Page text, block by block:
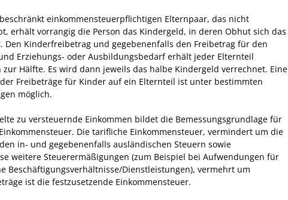
einkommensteuerpflichtigen Elternpaar, das nicht
erhält vorrangig die Person das Kindergeld, in deren Obhut sich das
Den Kinderfreibetrag und gegebenenfalls den Freibetrag für den
Erziehungs- oder Ausbildungsbedarf erhält jeder Elternteil
Hälfte. Es wird dann jeweils das halbe Kindergeld verrechnet. Eine
Freibeträge für Kinder auf ein Elternteil ist unter bestimmten
möglich.
zu versteuernde Einkommen bildet die Bemessungsgrundlage für
Die tarifliche Einkommensteuer, vermindert um die
in- und gegebenenfalls ausländischen Steuern sowie
weitere Steuerermäßigungen (zum Beispiel bei Aufwendungen für
Beschäftigungsverhältnisse/Dienstleistungen), vermehrt um
ist die festzusetzende Einkommensteuer.